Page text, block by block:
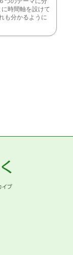
に時間軸を設けて
も分かるように